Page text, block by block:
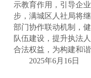
示教育作用，引导企
步，满城区人社局将
部门协作联动机制，
队伍建设，提升执法
合法权益，为构建和
2025年6月16日